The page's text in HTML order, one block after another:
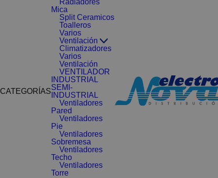
CATEGORÍAS
Radiadores
Mica
Split Ceramicos
Toalleros
Varios
Ventilación
Climatizadores
Varios
Ventilación
VENTILADOR
INDUSTRIAL
SEMI-
INDUSTRIAL
Ventiladores
Pared
Ventiladores
Pie
Ventiladores
Sobremesa
Ventiladores
Techo
Ventiladores
Torre